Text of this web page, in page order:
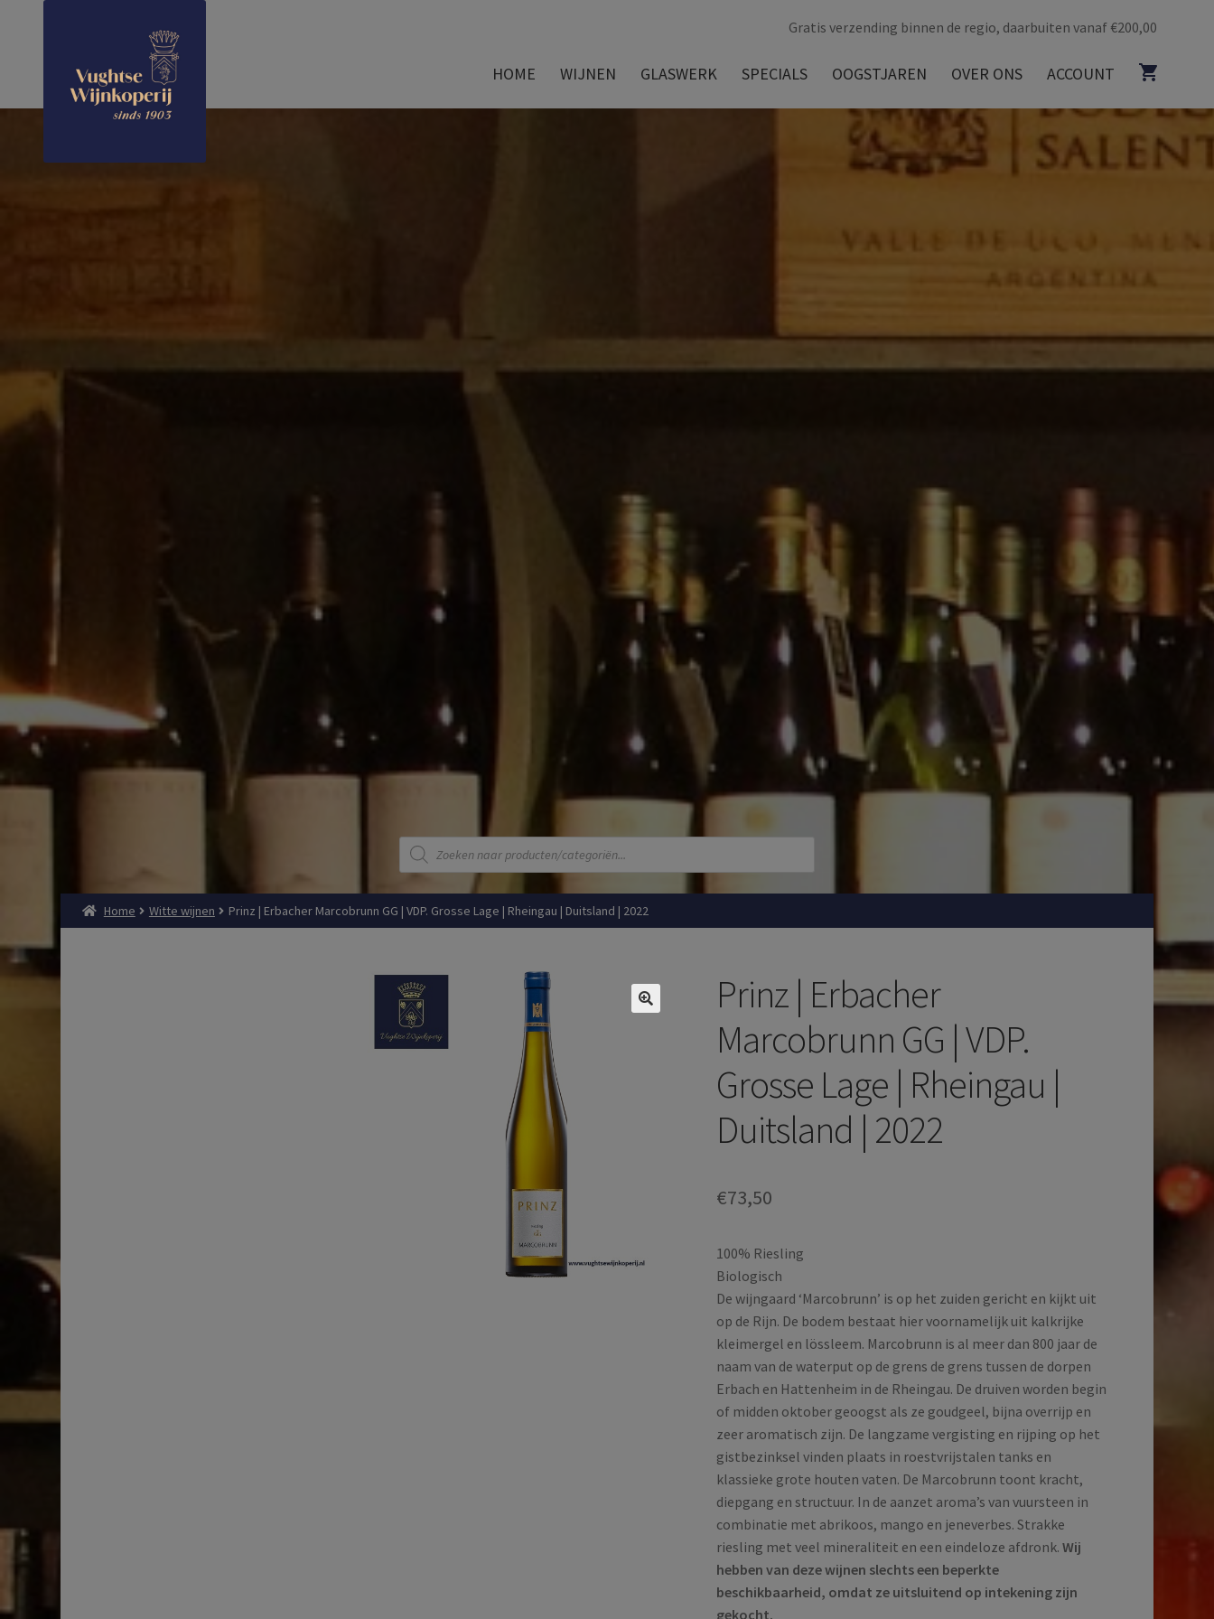
Gratis verzending binnen de regio, daarbuiten vanaf €200,00
HOME WIJNEN GLASWERK SPECIALS OOGSTJAREN OVER ONS ACCOUNT
Producten
zoeken
Home Witte wijnen Prinz | Erbacher Marcobrunn GG | VDP. Grosse Lage | Rheingau | Duitsland | 2022
Prinz | Erbacher
Marcobrunn GG | VDP.
Grosse Lage | Rheingau |
Duitsland | 2022
€73,50
100% Riesling
Biologisch
De wijngaard ‘Marcobrunn’ is op het zuiden gericht en kijkt uit
op de Rijn. De bodem bestaat hier voornamelijk uit kalkrijke
kleimergel en lössleem. Marcobrunn is al meer dan 800 jaar de
naam van de waterput op de grens de grens tussen de dorpen
Erbach en Hattenheim in de Rheingau. De druiven worden begin
of midden oktober geoogst als ze goudgeel, bijna overrijp en
zeer aromatisch zijn. De langzame vergisting en rijping op het
gistbezinksel vinden plaats in roestvrijstalen tanks en
klassieke grote houten vaten. De Marcobrunn toont kracht,
diepgang en structuur. In de aanzet aroma’s van vuursteen in
combinatie met abrikoos, mango en jeneverbes. Strakke
riesling met veel mineraliteit en een eindeloze afdronk.Wij
hebben van deze wijnen slechts een beperkte
beschikbaarheid, omdat ze uitsluitend op intekening zijn
gekocht.